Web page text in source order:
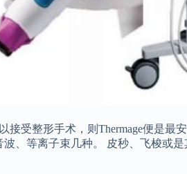
受整形手术，则Thermage便是
、等离子束几种。 皮秒、飞梭或